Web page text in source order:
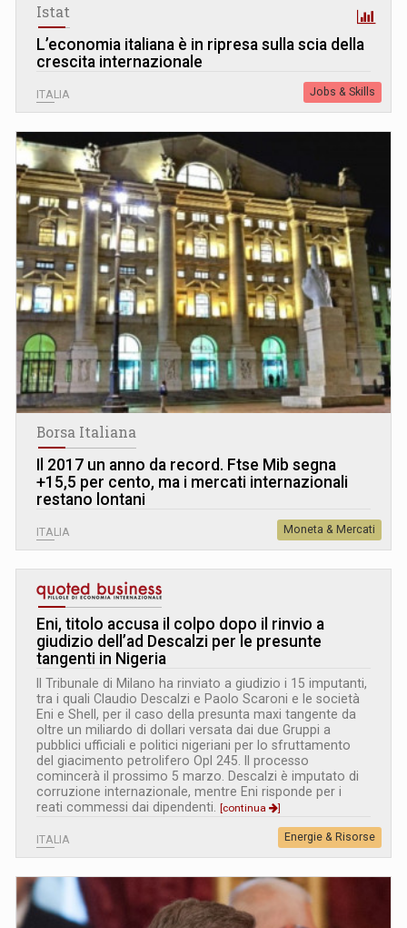
Istat
L’economia italiana è in ripresa sulla scia della
crescita internazionale
ITALIA Jobs & Skills
Borsa Italiana
Il 2017 un anno da record. Ftse Mib segna
+15,5 per cento, ma i mercati internazionali
restano lontani
ITALIA Moneta & Mercati
Eni, titolo accusa il colpo dopo il rinvio a
giudizio dell’ad Descalzi per le presunte
tangenti in Nigeria
Il Tribunale di Milano ha rinviato a giudizio i 15 imputanti,
tra i quali Claudio Descalzi e Paolo Scaroni e le società
Eni e Shell, per il caso della presunta maxi tangente da
oltre un miliardo di dollari versata dai due Gruppi a
pubblici ufficiali e politici nigeriani per lo sfruttamento
del giacimento petrolifero Opl 245. Il processo
comincerà il prossimo 5 marzo. Descalzi è imputato di
corruzione internazionale, mentre Eni risponde per i
reati commessi dai dipendenti. [continua ]
ITALIA Energie & Risorse